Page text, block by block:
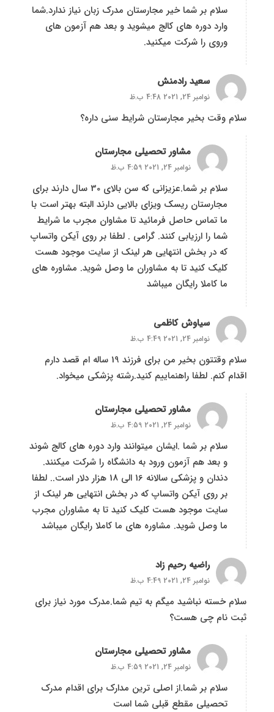
سلام بر شما خیر مجارستان مدرک زبان نیاز ندارد.شما
وارد دوره های کالج میشوید و بعد هم آزمون های
وروی را شرکت میکنید.
سعید رادمنش
نوامبر 24, 2021 4:48 ب.ظ
سلام وقت بخیر مجارستان شرایط سنی داره؟
مشاور تحصیلی مجارستان
نوامبر 24, 2021 4:59 ب.ظ
سلام بر شما.عزیزانی که سن بالای 30 سال دارند برای
مجارستان ریسک ویزای بالایی دارند البته بهتر است با
ما تماس حاصل فرمائید تا مشاوان مجرب ما شرایط
شما را ارزیابی کنند. گرامی . لطفا بر روی آیکن واتساپ
که در بخش انتهایی هر لینک از سایت موجود هست
کلیک کنید تا به مشاوران ما وصل شوید. مشاوره های
ما کاملا رایگان میباشد
سیاوش کاظمی
نوامبر 24, 2021 4:49 ب.ظ
سلام وقتتون بخیر من برای فرزند 19 ساله ام قصد دارم
اقدام کنم. لطفا راهنماییم کنید.رشته پزشکی میخواد.
مشاور تحصیلی مجارستان
نوامبر 24, 2021 4:59 ب.ظ
سلام بر شما .ایشان میتوانند وارد دوره های کالج شوند
و بعد هم آزمون ورود به دانشگاه را شرکت میکنند.
دندان و پزشکی سالانه 16 الی 18 هزار دلار است.. لطفا
بر روی آیکن واتساپ که در بخش انتهایی هر لینک از
سایت موجود هست کلیک کنید تا به مشاوران مجرب
ما وصل شوید. مشاوره های ما کاملا رایگان میباشد
راضیه رحیم زاد
نوامبر 24, 2021 4:49 ب.ظ
سلام خسته نباشید میگم به تیم شما.مدرک مورد نیاز برای
ثبت نام چی هست؟
مشاور تحصیلی مجارستان
نوامبر 24, 2021 4:59 ب.ظ
سلام بر شما.از اصلی ترین مدارک برای اقدام مدرک
تحصیلی مقطع قبلی شما است